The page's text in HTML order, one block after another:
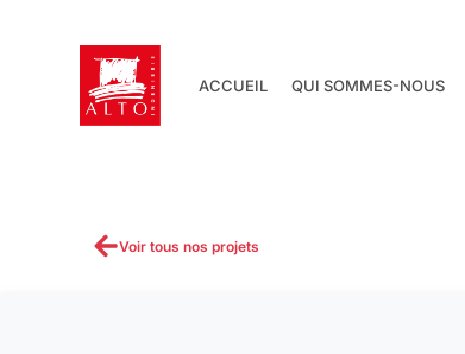
ACCUEIL QUI SOMMES-NOUS
Voir tous nos projets